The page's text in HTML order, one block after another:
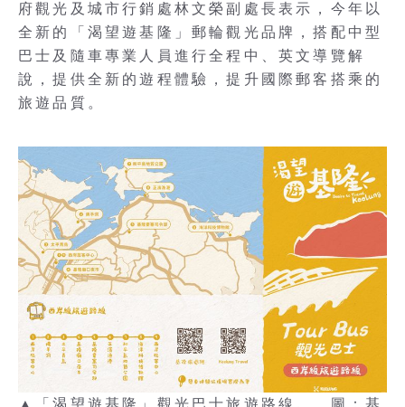
府觀光及城市行銷處林文榮副處長表示，今年以
全新的「渴望遊基隆」郵輪觀光品牌，搭配中型
巴士及隨車專業人員進行全程中、英文導覽解
說，提供全新的遊程體驗，提升國際郵客搭乘的
旅遊品質。
▲「渴望遊基隆」觀光巴士旅遊路線。 圖：基